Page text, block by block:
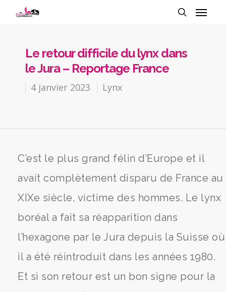
Le retour difficile du lynx dans
le Jura – Reportage France
4 janvier 2023 Lynx
C’est le plus grand félin d’Europe et il
avait complètement disparu de France au
XIXe siècle, victime des hommes. Le lynx
boréal a fait sa réapparition dans
l’hexagone par le Jura depuis la Suisse où
il a été réintroduit dans les années 1980.
Et si son retour est un bon signe pour la